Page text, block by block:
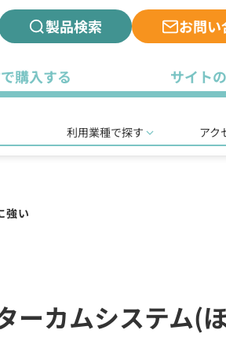
製品検索 お問い
購入する サイト
利用業種で探す アク
強い
ーカムシステム(